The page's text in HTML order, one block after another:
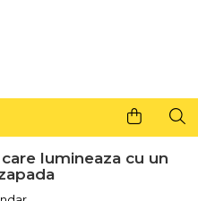
lumineaza cu un